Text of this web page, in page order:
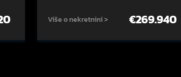
Više o nekretnini > €269.940